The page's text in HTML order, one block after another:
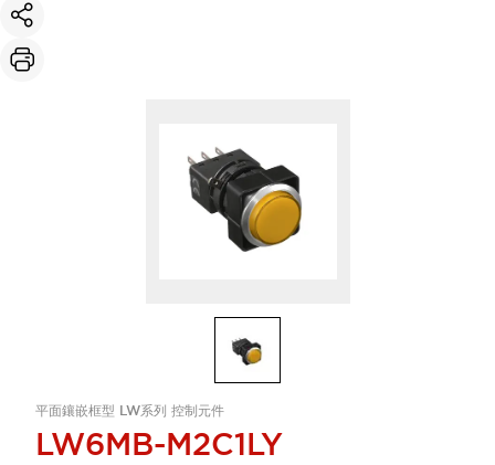
平面鑲嵌框型 LW系列 控制元件
LW6MB-M2C1LY